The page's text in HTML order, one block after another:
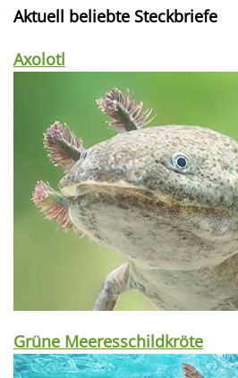
Aktuell beliebte Steckbriefe
Axolotl
Grüne Meeresschildkröte